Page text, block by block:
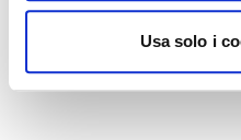
Usa solo i